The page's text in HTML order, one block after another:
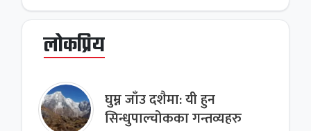
लोकप्रिय
घुम्न जाँउ दशैमा: यी हुन
सिन्धुपाल्चोकका गन्तव्यहरु